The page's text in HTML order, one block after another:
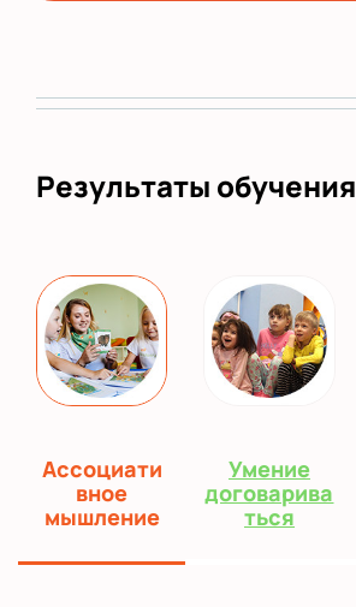
Результаты обучения
Ассоциати
вное
мышление
Умение
договарива
ться